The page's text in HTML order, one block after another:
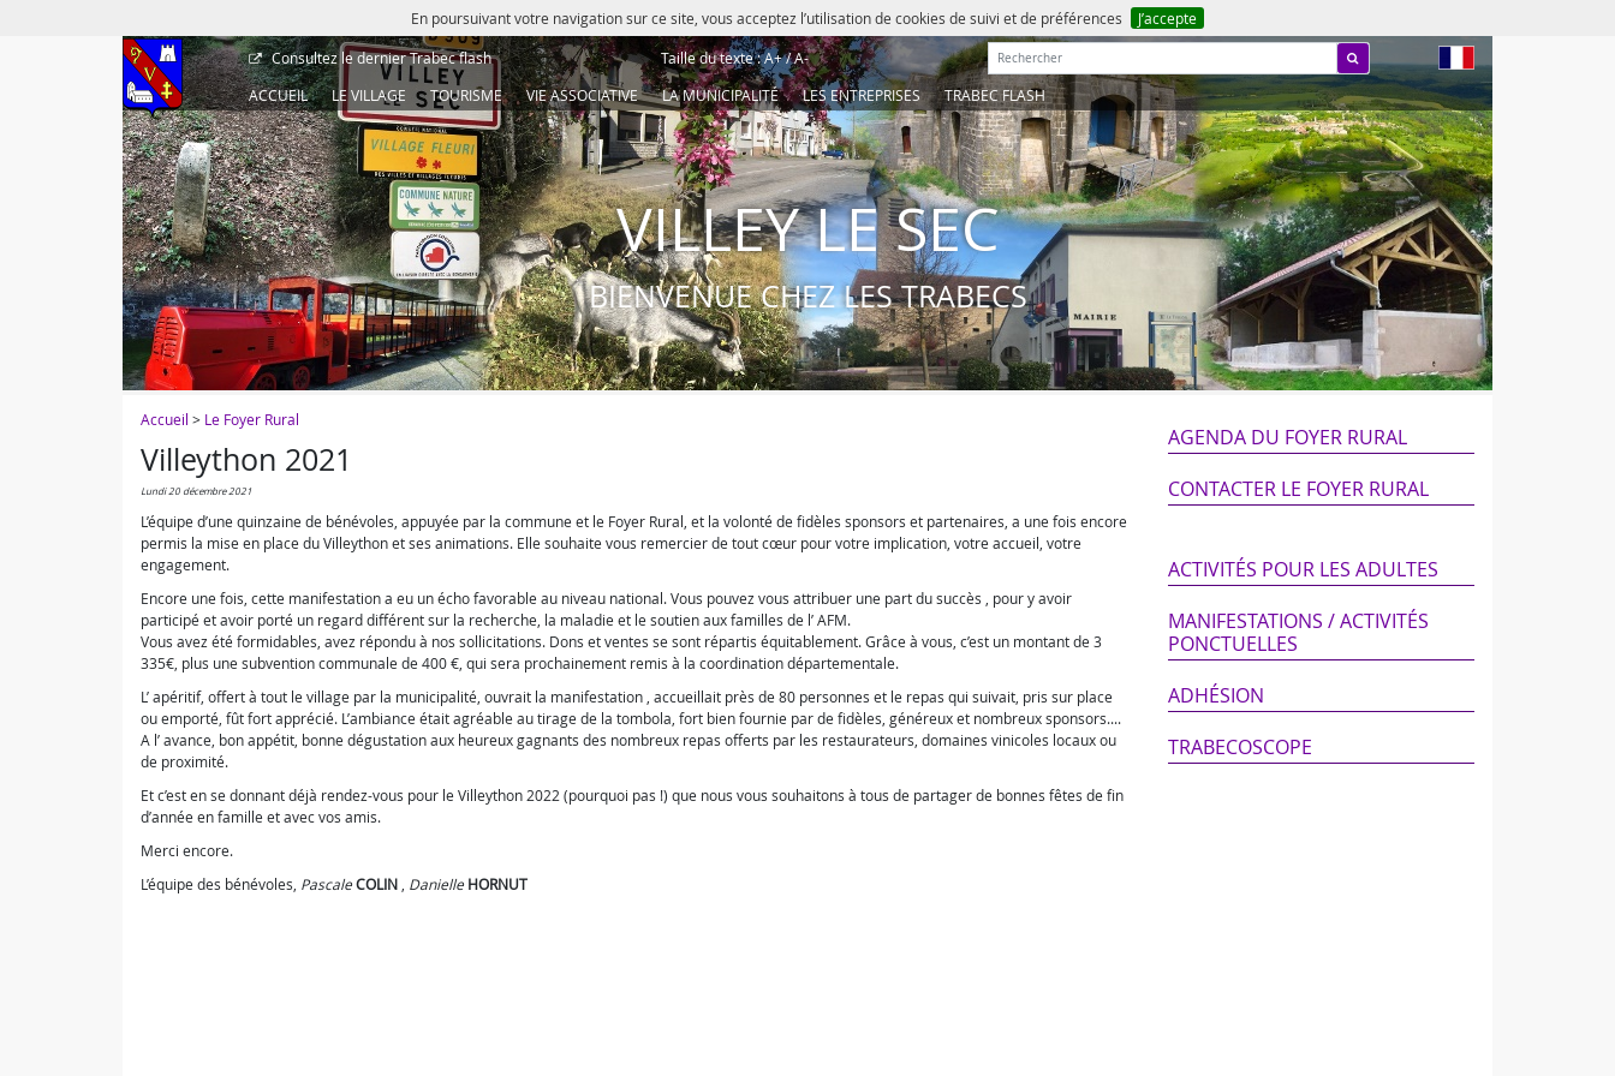
En poursuivant votre navigation sur ce site, vous acceptez l’utilisation de cookies de suivi et de préférences J’accepte
Consultez le dernierTrabec flash Taille du texte :A+/A- Rechercher :
ACCUEIL
LE VILLAGE TOURISME VIE ASSOCIATIVE LA MUNICIPALITÉ LES ENTREPRISES TRABEC FLASH
VILLEY LE SEC
BIENVENUE CHEZ LES TRABECS
Accueil > Le Foyer Rural
Villeython 2021
lundi 20 décembre 2021
L’équipe d’une quinzaine de bénévoles, appuyée par la commune et le Foyer Rural, et la volonté de fidèles sponsors et partenaires, a une fois encore
permis la mise en place du Villeython et ses animations. Elle souhaite vous remercier de tout cœur pour votre implication, votre accueil, votre
engagement.
Encore une fois, cette manifestation a eu un écho favorable au niveau national. Vous pouvez vous attribuer une part du succès , pour y avoir
participé et avoir porté un regard différent sur la recherche, la maladie et le soutien aux familles de l’ AFM.
Vous avez été formidables, avez répondu à nos sollicitations. Dons et ventes se sont répartis équitablement. Grâce à vous, c’est un montant de 3
335€, plus une subvention communale de 400 €, qui sera prochainement remis à la coordination départementale.
L’ apéritif, offert à tout le village par la municipalité, ouvrait la manifestation , accueillait près de 80 personnes et le repas qui suivait, pris sur place
ou emporté, fût fort apprécié. L’ambiance était agréable au tirage de la tombola, fort bien fournie par de fidèles, généreux et nombreux sponsors....
A l’ avance, bon appétit, bonne dégustation aux heureux gagnants des nombreux repas offerts par les restaurateurs, domaines vinicoles locaux ou
de proximité.
Et c’est en se donnant déjà rendez-vous pour le Villeython 2022 (pourquoi pas !) que nous vous souhaitons à tous de partager de bonnes fêtes de fin
d’année en famille et avec vos amis.
Merci encore.
L’équipe des bénévoles, PascaleCOLIN Danielle HORNUT
AGENDA DU FOYER RURAL
CONTACTER LE FOYER RURAL
ACTIVITÉS POUR LES ADULTES
MANIFESTATIONS / ACTIVITÉS
PONCTUELLES
ADHÉSION
TRABECOSCOPE